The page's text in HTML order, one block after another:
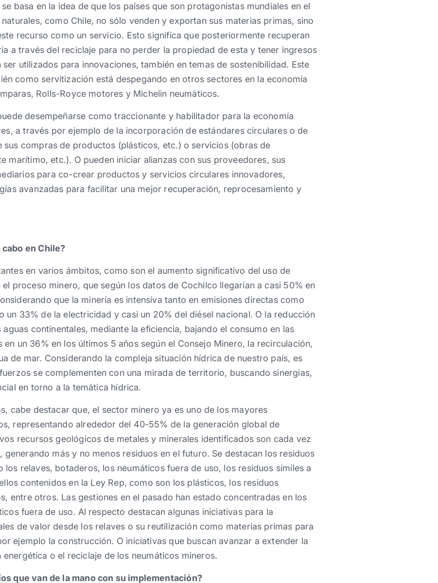
basa en la idea de que los países que son protagonistas mundiales en el
como Chile, no sólo venden y exportan sus materias primas, sino
recurso como un servicio. Esto significa que posteriormente recuperan
a través del reciclaje para no perder la propiedad de esta y tener ingresos
utilizados para innovaciones, también en temas de sostenibilidad. Este
como servitización está despegando en otros sectores en la economía
Rolls-Royce motores y Michelin neumáticos.
desempeñarse como traccionante y habilitador para la economía
a través por ejemplo de la incorporación de estándares circulares o de
sus compras de productos (plásticos, etc.) o servicios (obras de
marítimo, etc.). O pueden iniciar alianzas con sus proveedores, sus
para co-crear productos y servicios circulares innovadores,
avanzadas para facilitar una mejor recuperación, reprocesamiento y
en Chile?
en varios ámbitos, como son el aumento significativo del uso de
el proceso minero, que según los datos de Cochilco llegarían a casi 50% en
que la minería es intensiva tanto en emisiones directas como
un 33% de la electricidad y casi un 20% del diésel nacional. O la reducción
aguas continentales, mediante la eficiencia, bajando el consumo en las
un 36% en los últimos 5 años según el Consejo Minero, la recirculación,
de mar. Considerando la compleja situación hídrica de nuestro país, es
se complementen con una mirada de territorio, buscando sinergias,
en torno a la temática hídrica.
cabe destacar que, el sector minero ya es uno de los mayores
representando alrededor del 40-55% de la generación global de
recursos geológicos de metales y minerales identificados son cada vez
generando más y no menos residuos en el futuro. Se destacan los residuos
los relaves, botaderos, los neumáticos fuera de uso, los residuos símiles a
contenidos en la Ley Rep, como son los plásticos, los residuos
entre otros. Las gestiones en el pasado han estado concentradas en los
fuera de uso. Al respecto destacan algunas iniciativas para la
de valor desde los relaves o su reutilización como materias primas para
ejemplo la construcción. O iniciativas que buscan avanzar a extender la
o el reciclaje de los neumáticos mineros.
que van de la mano con su implementación?